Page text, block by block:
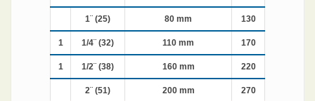
1¨ (25) 80 mm 130
1 1/4¨ (32) 110 mm 170
1 1/2¨ (38) 160 mm 220
2¨ (51) 200 mm 270